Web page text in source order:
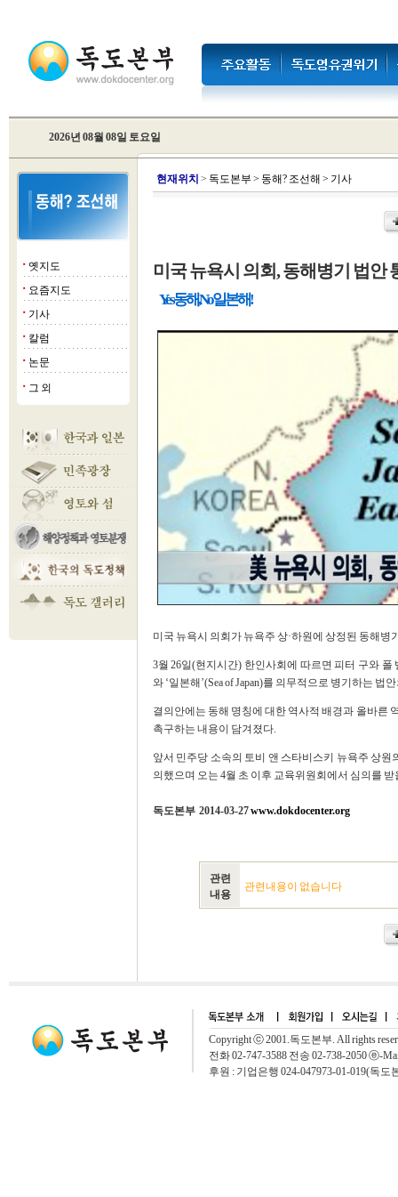
2026년 08월 08일 토요일
■ 옛지도
■ 요즘지도
■ 기사
■ 칼럼
■ 논문
■ 그 외
현재위치 > 독도본부 > 동해? 조선해 > 기사
미국 뉴욕시 의회, 동해병기 법안
Yes 동해, No 일본해!
미국 뉴욕시 의회가 뉴욕주 상·하원에 상정된 동해
3월 26일(현지시간) 한인사회에 따르면 피터 구와 폴
와 ‘일본해’(Sea of Japan)를 의무적으로 병기하는
결의안에는 동해 명칭에 대한 역사적 배경과 올바른
촉구하는 내용이 담겨졌다.
앞서 민주당 소속의 토비 앤 스타비스키 뉴욕주 상
의했으며 오는 4월 초 이후 교육위원회에서 심의를
독도본부 2014-03-27www.dokdocenter.org
관련
내용
관련내용이 없습니다
Copyright ⓒ 2001.독도본부. All rights
전화 02-747-3588 전송 02-738-2050 ⓔ-
후원 : 기업은행 024-047973-01-019(독도